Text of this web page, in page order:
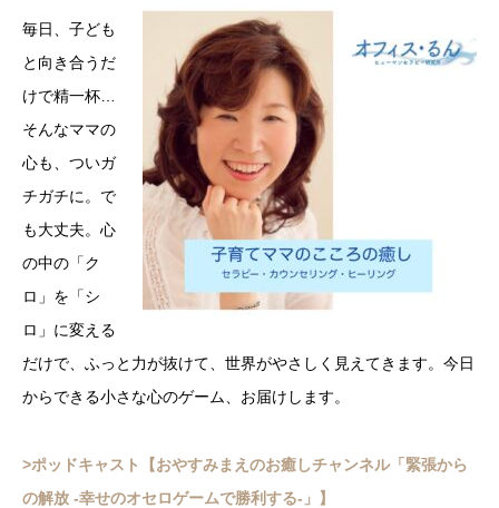
毎日、子ども
と向き合うだ
けで精一杯…
そんなママの
心も、ついガ
チガチに。で
も大丈夫。心
の中の「ク
ロ」を「シ
ロ」に変える
だけで、ふっと力が抜けて、世界がやさしく見えてきます。今日
からできる小さな心のゲーム、お届けします。
>ポッドキャスト【おやすみまえのお癒しチャンネル「緊張から
の解放 -幸せのオセロゲームで勝利する-」】